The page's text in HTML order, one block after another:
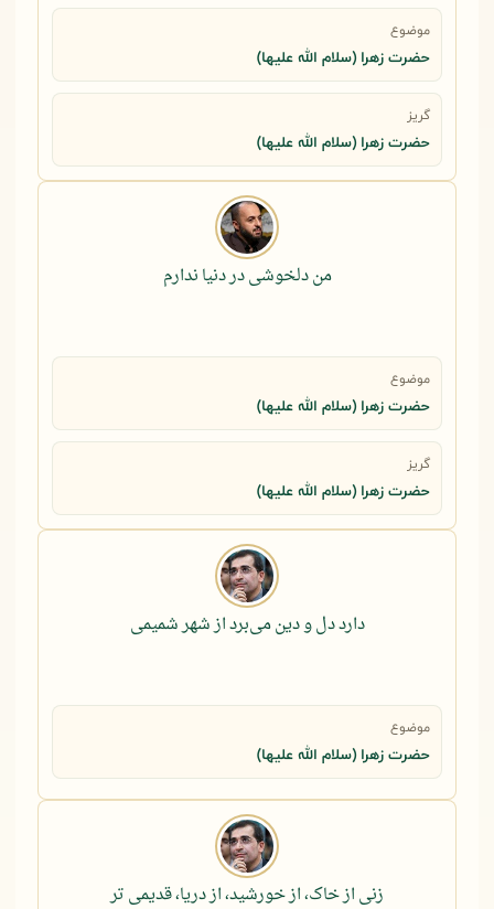
موضوع
حضرت زهرا (سلام الله علیها)
گریز
حضرت زهرا (سلام الله علیها)
من دلخوشی در دنیا ندارم
موضوع
حضرت زهرا (سلام الله علیها)
گریز
حضرت زهرا (سلام الله علیها)
دارد دل و دین می‌برد از شهر شمیمی
موضوع
حضرت زهرا (سلام الله علیها)
زنی از خاک، از خورشید، از دریا، قدیمی تر